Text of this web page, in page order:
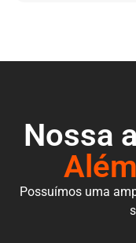
Nossa
Possuímos uma